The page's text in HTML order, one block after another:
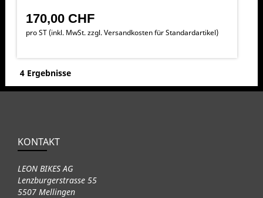
170,00 CHF
pro ST (inkl. MwSt. zzgl.Versandkosten für Standardartikel)
4 Ergebnisse
KONTAKT
LEON BIKES AG
Lenzburgerstrasse 55
5507 Mellingen